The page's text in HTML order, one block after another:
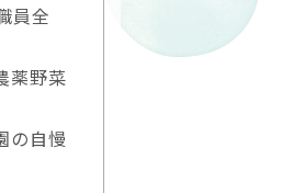
員全
薬野菜
の自慢